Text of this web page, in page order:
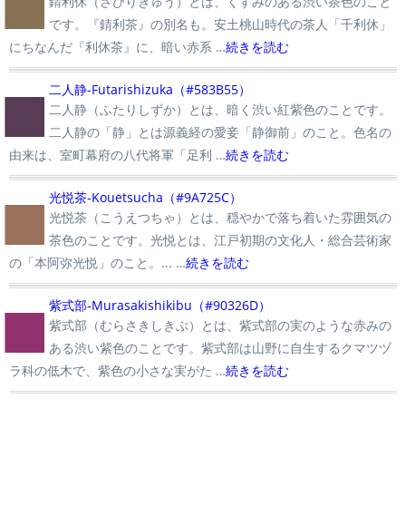
です。『錆利茶』の別名も。安土桃山時代の茶人「千利休」
にちなんだ『利休茶』に、暗い赤系 …続きを読む
■二人静-Futarishizuka（#583B55）
二人静（ふたりしずか）とは、暗く渋い紅紫色のことです。
二人静の「静」とは源義経の愛妾「静御前」のこと。色名の
由来は、室町幕府の八代将軍「足利 …続きを読む
■光悦茶-Kouetsucha（#9A725C）
光悦茶（こうえつちゃ）とは、穏やかで落ち着いた雰囲気の
茶色のことです。光悦とは、江戸初期の文化人・総合芸術家
の「本阿弥光悦」のこと。... …続きを読む
■紫式部-Murasakishikibu（#90326D）
紫式部（むらさきしきぶ）とは、紫式部の実のような赤みの
ある渋い紫色のことです。紫式部は山野に自生するクマツヅ
ラ科の低木で、紫色の小さな実がた …続きを読む